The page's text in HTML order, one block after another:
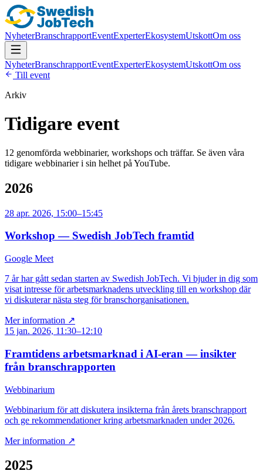
NyheterBranschrapportEventExperterEkosystemUtskottOm oss
NyheterBranschrapportEventExperterEkosystemUtskottOm oss
Till event
Arkiv
Tidigare event
12 genomförda webbinarier, workshops och träffar. Se även våra
tidigare webbinarier i sin helhet på YouTube.
2026
28 apr. 2026, 15:00–15:45
Workshop — Swedish JobTech framtid
Google Meet
7 år har gått sedan starten av Swedish JobTech. Vi bjuder in dig som
visat intresse för arbetsmarknadens utveckling till en workshop där
vi diskuterar nästa steg för branschorganisationen.
Mer information ↗
15 jan. 2026, 11:30–12:10
Framtidens arbetsmarknad i AI-eran — insikter
från branschrapporten
Webbinarium
Webbinarium för att diskutera insikterna från årets branschrapport
och ge rekommendationer kring arbetsmarknaden under 2026.
Mer information ↗
2025